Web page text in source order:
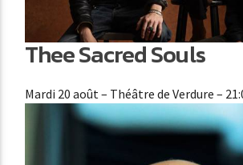
Thee Sacred Souls
Mardi 20 août– Théâtre de Verdure –